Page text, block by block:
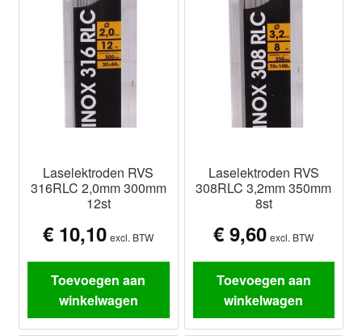
Laselektroden RVS
316RLC 2,0mm 300mm
12st
€ 10,10 excl. BTW
Toevoegen aan
winkelwagen
Laselektroden RVS
308RLC 3,2mm 350mm
8st
€ 9,60 excl. BTW
Toevoegen aan
winkelwagen